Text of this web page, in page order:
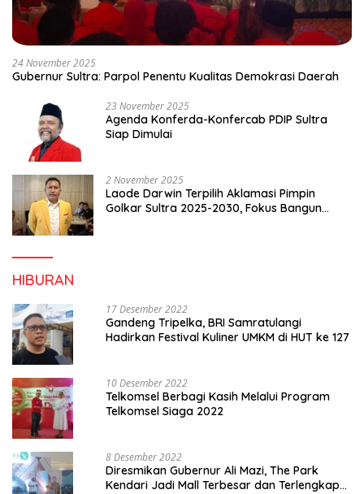
24 November 2025
Gubernur Sultra: Parpol Penentu Kualitas Demokrasi Daerah
23 November 2025
Agenda Konferda-Konfercab PDIP Sultra
Siap Dimulai
2 November 2025
Laode Darwin Terpilih Aklamasi Pimpin
Golkar Sultra 2025-2030, Fokus Bangun
HIBURAN
17 Desember 2022
Gandeng Tripelka, BRI Samratulangi
Hadirkan Festival Kuliner UMKM di HUT ke 127
10 Desember 2022
Telkomsel Berbagi Kasih Melalui Program
Telkomsel Siaga 2022
8 Desember 2022
Diresmikan Gubernur Ali Mazi, The Park
Kendari Jadi Mall Terbesar dan Terlengkap